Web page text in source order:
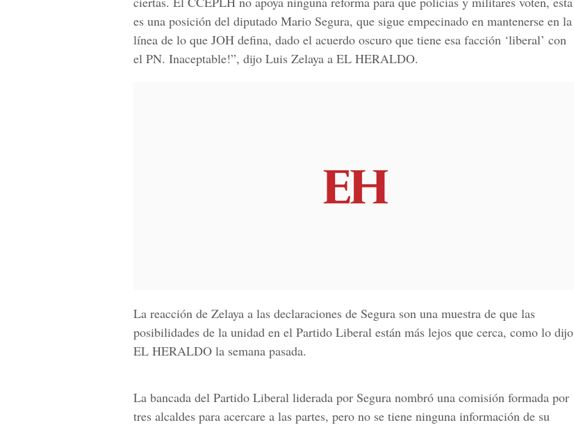
es una posición del diputado Mario Segura, que sigue empecinado en mantenerse en la
línea de lo que JOH defina, dado el acuerdo oscuro que tiene esa facción ‘liberal’ con
el PN. Inaceptable!”, dijo Luis Zelaya a EL HERALDO.
La reacción de Zelaya a las declaraciones de Segura son una muestra de que las
posibilidades de la unidad en el Partido Liberal están más lejos que cerca, como lo dijo
EL HERALDO la semana pasada.
La bancada del Partido Liberal liderada por Segura nombró una comisión formada por
tres alcaldes para acercare a las partes, pero no se tiene ninguna información de su